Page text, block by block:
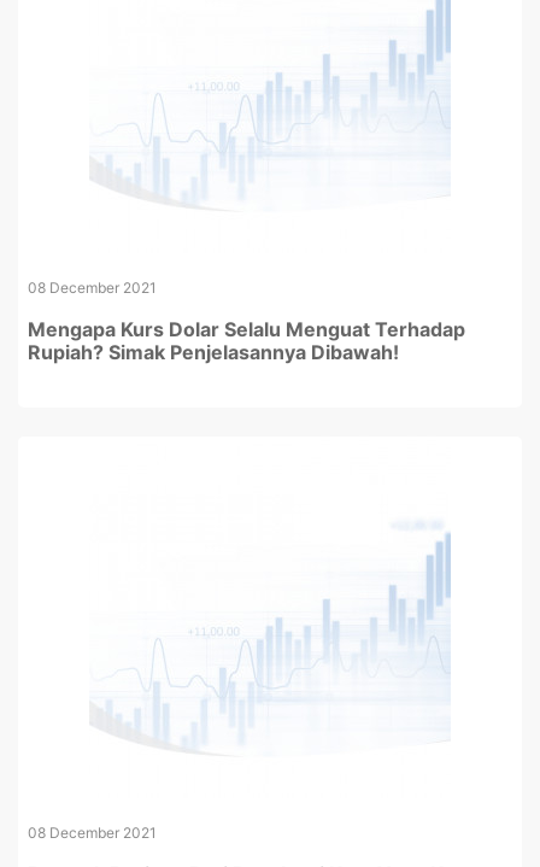
08 December 2021
Mengapa Kurs Dolar Selalu Menguat Terhadap
Rupiah? Simak Penjelasannya Dibawah!
08 December 2021